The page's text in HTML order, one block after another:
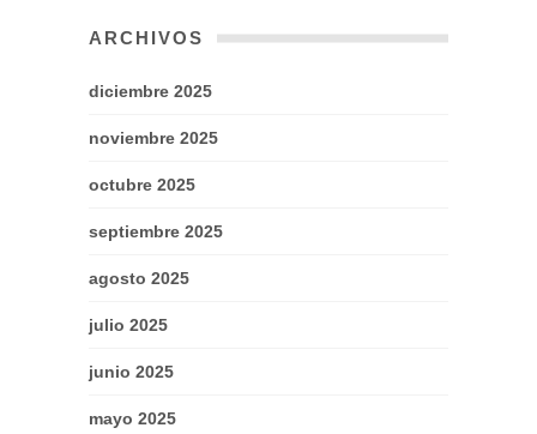
ARCHIVOS
diciembre 2025
noviembre 2025
octubre 2025
septiembre 2025
agosto 2025
julio 2025
junio 2025
mayo 2025